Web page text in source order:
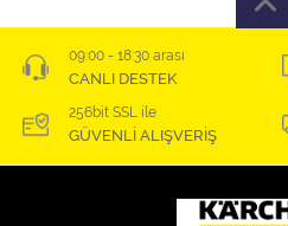
09:00 - 18:30 arası
CANLI DESTEK
256bit SSL ile
GÜVENLİ ALIŞVERİŞ